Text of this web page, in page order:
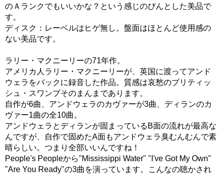
のＡランクでもいいかな？という感じのぴんとした美品で
す。
ディスク：レーベルはヒゲ無し。盤面はほとんど使用感の
ない美品です。
ラリー・マクニーリーの71年作。
アメリカ人ラリー・マクニーリーが、英国に渡ってアンド
ウェラをバックに録音した作品。質感は哀愁のブリティッ
シュ・スワンプそのまんまであります。
自作が6曲、アンドウェラのカヴァーが3曲、ディランのカ
ヴァー1曲の全10曲。
アンドウェラとディランが固まっているB面の流れが最高な
んですが、自作で固めたA面もアンドウェラ臭むんむんで素
晴らしい。つまり全部いいんですね！
People's Peopleから"Mississippi Water" "I've Got My Own"
"Are You Ready"の3曲を演っています。こんなの聴かされ